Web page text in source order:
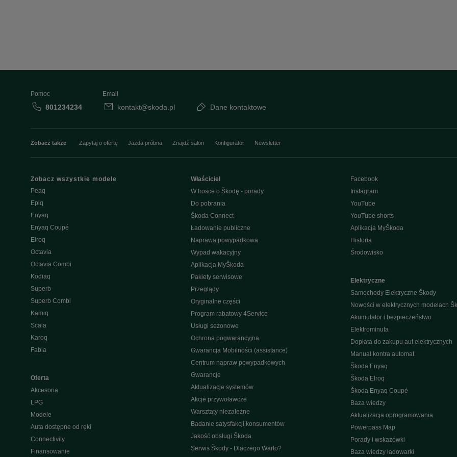
Pomoc
801234234
Email
kontakt@skoda.pl Dane kontaktowe
Zobacz także Zapytaj o ofertę Jazda próbna Znajdź salon Konfigurator Newsletter
Zobacz wszystkie modele
Peaq
Epiq
Enyaq
Enyaq Coupé
Elroq
Octavia
Octavia Combi
Kodiaq
Superb
Superb Combi
Kamiq
Scala
Karoq
Fabia
Oferta
Akcesoria
LPG
Modele
Auta dostępne od ręki
Connectivity
Finansowanie
Właściciel
W trosce o Škodę - porady
Do pobrania
Škoda Connect
Ładowanie publiczne
Naprawa powypadkowa
Wypad wakacyjny
Aplikacja MyŠkoda
Pakiety serwisowe
Przeglądy
Oryginalne części
Program rabatowy 4Service
Usługi sezonowe
Ochrona pogwarancyjna
Gwarancja Mobilności (assistance)
Centrum napraw powypadkowych
Gwarancje
Aktualizacje systemów
Akcje przywoławcze
Warsztaty niezależne
Badanie satysfakcji konsumentów
Jakość obsługi Škoda
Serwis Škody - Dlaczego Warto?
Facebook
Instagram
YouTube
YouTube shorts
Aplikacja MyŠkoda
Historia
Środowisko
Elektryczne
Samochody Elektryczne Škody
Nowości w elektrycznych modelach Šk
Akumulator i bezpieczeństwo
Elektrominuta
Dopłata do zakupu aut elektrycznych
Manual kontra automat
Škoda Enyaq
Škoda Elroq
Škoda Enyaq Coupé
Baza wiedzy
Aktualizacja oprogramowania
Powerpass Map
Porady i wskazówki
Baza wiedzy ładowarki